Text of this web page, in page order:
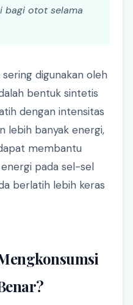
bagi otot selama
digunakan oleh
bentuk sintetis
dengan intensitas
lebih banyak energi,
membantu
pada sel-sel
berlatih lebih keras